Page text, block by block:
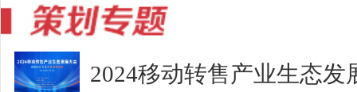
2024移动转售产业生态发